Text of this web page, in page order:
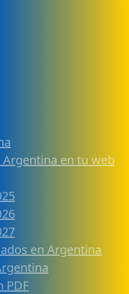
en tu web
en Argentina
PDF